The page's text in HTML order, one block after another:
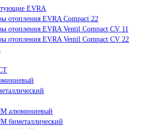
EVRA
отопления EVRA Compact 22
отопления EVRA Ventil Compact CV 11
отопления EVRA Ventil Compact CV 22
алюминиевый
биметаллический